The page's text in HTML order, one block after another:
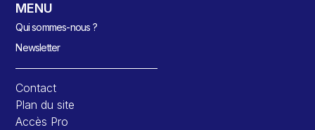
MENU
Qui sommes-nous ?
Newsletter
Contact
Plan du site
Accès Pro